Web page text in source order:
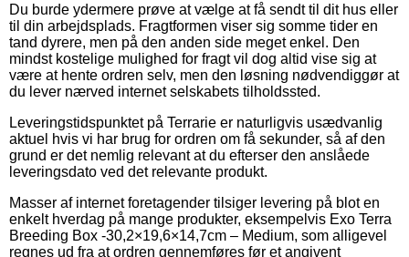
Du burde ydermere prøve at vælge at få sendt til dit hus eller
til din arbejdsplads. Fragtformen viser sig somme tider en
tand dyrere, men på den anden side meget enkel. Den
mindst kostelige mulighed for fragt vil dog altid vise sig at
være at hente ordren selv, men den løsning nødvendiggør at
du lever nærved internet selskabets tilholdssted.
Leveringstidspunktet på Terrarie er naturligvis usædvanlig
aktuel hvis vi har brug for ordren om få sekunder, så af den
grund er det nemlig relevant at du efterser den anslåede
leveringsdato ved det relevante produkt.
Masser af internet foretagender tilsiger levering på blot en
enkelt hverdag på mange produkter, eksempelvis Exo Terra
Breeding Box -30,2×19,6×14,7cm – Medium, som alligevel
regnes ud fra at ordren gennemføres før et angivent